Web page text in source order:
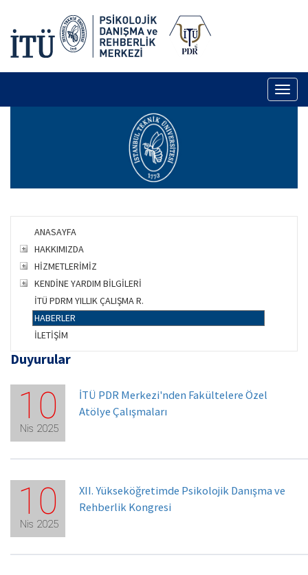
ANASAYFA
HAKKIMIZDA
HİZMETLERİMİZ
KENDİNE YARDIM BİLGİLERİ
İTÜ PDRM YILLIK ÇALIŞMA R.
HABERLER
İLETİŞİM
Duyurular
10
Nis 2025
İTÜ PDR Merkezi'nden Fakültelere Özel
Atölye Çalışmaları
10
Nis 2025
XII. Yükseköğretimde Psikolojik Danışma ve
Rehberlik Kongresi